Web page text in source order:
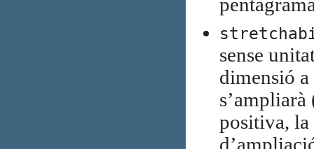
sense
dimensió
s’ampliarà
positiva,